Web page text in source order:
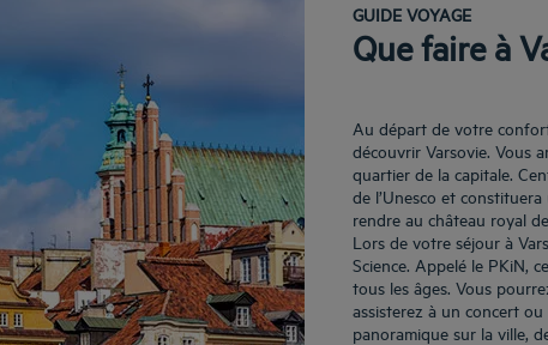
GUIDE VOYAGE
Que faire à
Au départ de votre
découvrir Varsovie. Vous
quartier de la capitale.
de l’Unesco et
rendre au château royal
Lors de votre séjour à
Science. Appelé le PKiN,
tous les âges. Vous
assisterez à un concert
panoramique sur la ville,